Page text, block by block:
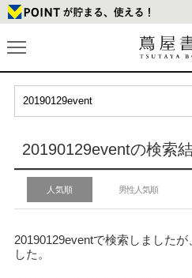
20190129eventの検索
人気順 男性人気順
20190129eventで検索しました
した。